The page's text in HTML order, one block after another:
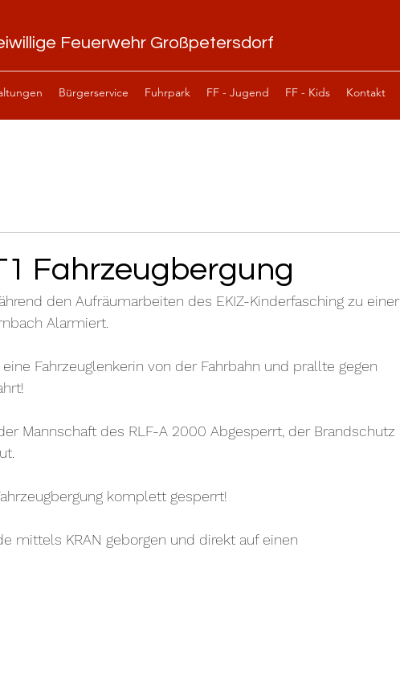
Feuerwehr Großpetersdorf
Bürgerservice Fuhrpark FF - Jugend FF - Kids Kontakt
Fahrzeugbergung
den Aufräumarbeiten des EKIZ-Kinderfasching zu einer
Alarmiert.
Fahrzeuglenkerin von der Fahrbahn und prallte gegen
Mannschaft des RLF-A 2000 Abgesperrt, der Brandschutz
komplett gesperrt!
mittels KRAN geborgen und direkt auf einen